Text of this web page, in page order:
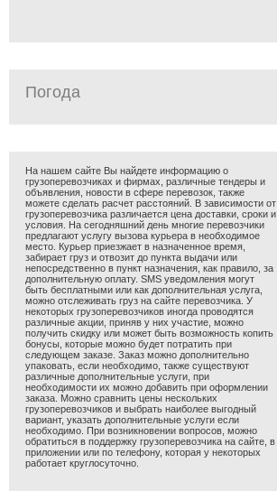
Погода
На нашем сайте Вы найдете информацию о
грузоперевозчиках и фирмах, различные тендеры и
объявления, новости в сфере перевозок, также
можете сделать расчет расстояний. В зависимости от
грузоперевозчика различается цена доставки, сроки и
условия. На сегодняшний день многие перевозчики
предлагают услугу вызова курьера в необходимое
место. Курьер приезжает в назначенное время,
забирает груз и отвозит до пункта выдачи или
непосредственно в пункт назначения, как правило, за
дополнительную оплату. SMS уведомления могут
быть бесплатными или как дополнительная услуга,
можно отслеживать груз на сайте перевозчика. У
некоторых грузоперевозчиков иногда проводятся
различные акции, приняв у них участие, можно
получить скидку или может быть возможность копить
бонусы, которые можно будет потратить при
следующем заказе. Заказ можно дополнительно
упаковать, если необходимо, также существуют
различные дополнительные услуги, при
необходимости их можно добавить при оформлении
заказа. Можно сравнить цены нескольких
грузоперевозчиков и выбрать наиболее выгодный
вариант, указать дополнительные услуги если
необходимо. При возникновении вопросов, можно
обратиться в поддержку грузоперевозчика на сайте, в
приложении или по телефону, которая у некоторых
работает круглосуточно.